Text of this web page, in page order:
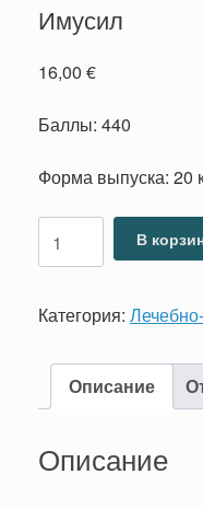
Имусил
16,00 €
Баллы: 440
Форма выпуска: 20
Количество
товара
В
Категория:
Описание
Описание